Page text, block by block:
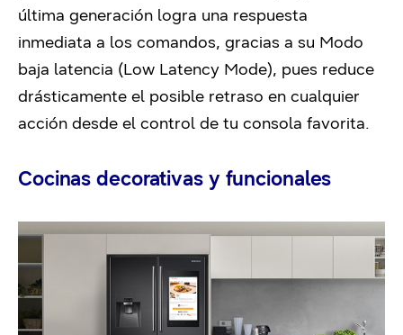
última generación logra una respuesta
inmediata a los comandos, gracias a su Modo
baja latencia (Low Latency Mode), pues reduce
drásticamente el posible retraso en cualquier
acción desde el control de tu consola favorita.
Cocinas decorativas y funcionales